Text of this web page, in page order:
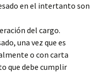
en el intertanto son
del cargo.
una vez que es
o con carta
que debe cumplir